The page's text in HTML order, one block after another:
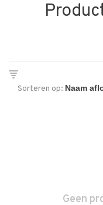
Sorteren op:
Geen